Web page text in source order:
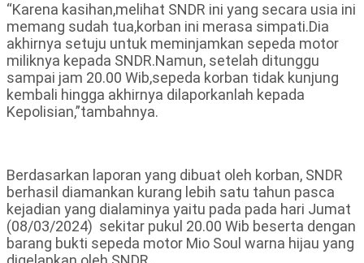
“Karena kasihan,melihat SNDR ini yang secara usia ini
memang sudah tua,korban ini merasa simpati.Dia
akhirnya setuju untuk meminjamkan sepeda motor
miliknya kepada SNDR.Namun, setelah ditunggu
sampai jam 20.00 Wib,sepeda korban tidak kunjung
kembali hingga akhirnya dilaporkanlah kepada
Kepolisian,”tambahnya.
Berdasarkan laporan yang dibuat oleh korban, SNDR
berhasil diamankan kurang lebih satu tahun pasca
kejadian yang dialaminya yaitu pada pada hari Jumat
(08/03/2024) sekitar pukul 20.00 Wib beserta dengan
barang bukti sepeda motor Mio Soul warna hijau yang